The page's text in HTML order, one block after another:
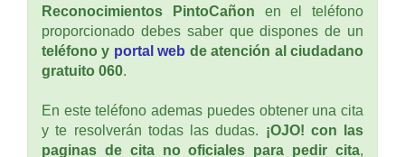
Reconocimientos PintoCañon en el teléfono
proporcionado debes saber que dispones de un
teléfono y portal web de atención al ciudadano
gratuito 060.
En este teléfono ademas puedes obtener una cita
y te resolverán todas las dudas. ¡OJO! con las
paginas de cita no oficiales para pedir cita,